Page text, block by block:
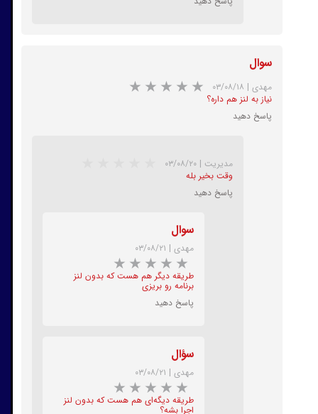
★ ★
★★★★
سوال
مهدی | ۰۳/۰۸/۱۸
نیاز به لنز هم داره؟
پاسخ دهید
مدیریت | ۰۳/۰۸/۲۰
وقت بخیر بله
پاسخ دهید
سوال
مهدی | ۰۳/۰۸/۲۱
طریقه‌ دیگر هم هست که بدون لنز
برنامه رو بریزی
پاسخ دهید
سؤال
مهدی | ۰۳/۰۸/۲۱
طریقه دیگه‌ای هم هست که بدون لنز
اجرا بشه؟